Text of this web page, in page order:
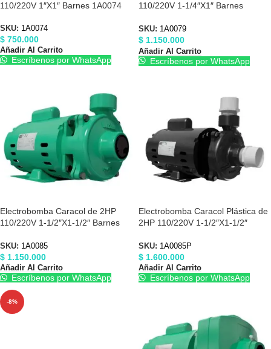
110/220V 1″X1″ Barnes 1A0074
SKU: 1A0074
$ 750.000
Añadir Al Carrito
Escríbenos por WhatsApp
110/220V 1-1/4″X1″ Barnes
SKU: 1A0079
$ 1.150.000
Añadir Al Carrito
Escríbenos por WhatsApp
Electrobomba Caracol de 2HP
110/220V 1-1/2″X1-1/2″ Barnes
SKU: 1A0085
$ 1.150.000
Añadir Al Carrito
Escríbenos por WhatsApp
Electrobomba Caracol Plástica de
2HP 110/220V 1-1/2″X1-1/2″
SKU: 1A0085P
$ 1.600.000
Añadir Al Carrito
Escríbenos por WhatsApp
-8%